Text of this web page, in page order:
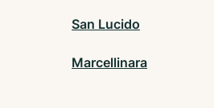
San Lucido
Marcellinara